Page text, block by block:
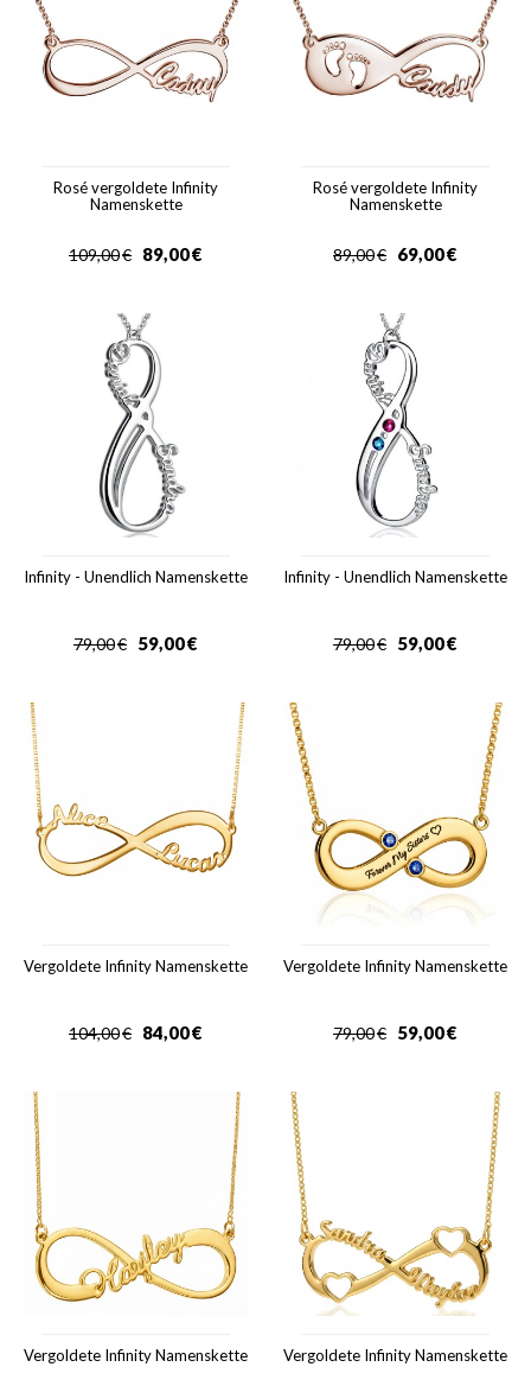
Rosé vergoldete Infinity
Namenskette
€
109,00 €
89,00
Rosé vergoldete Infinity
Namenskette
€
89,00 €
69,00
Infinity - Unendlich Namenskette
€
79,00 €
59,00
Infinity - Unendlich Namenskette
€
79,00 €
59,00
Vergoldete Infinity Namenskette
€
104,00 €
84,00
Vergoldete Infinity Namenskette
€
79,00 €
59,00
Vergoldete Infinity Namenskette Vergoldete Infinity Namenskette